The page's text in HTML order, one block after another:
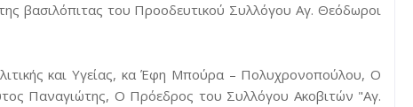
βασιλόπιτας του Προοδευτικού Συλλόγου Αγ. Θεόδωροι
και Υγείας, κα Έφη Μπούρα – Πολυχρονοπούλου, Ο
Παναγιώτης, Ο Πρόεδρος του Συλλόγου Ακοβιτών "Αγ.